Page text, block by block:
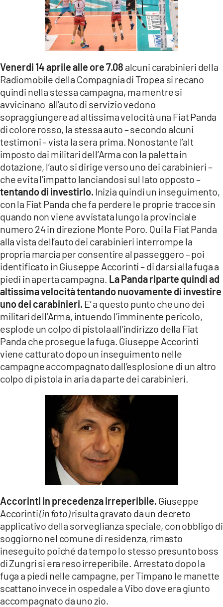
Venerdi 14 aprile alle ore 7.08 alcuni carabinieri della
Radiomobile della Compagnia di Tropea si recano
quindi nella stessa campagna, ma mentre si
avvicinano all’auto di servizio vedono
sopraggiungere ad altissima velocità una Fiat Panda
di colore rosso, la stessa auto – secondo alcuni
testimoni – vista la sera prima. Nonostante l’alt
imposto dai militari dell’Arma con la paletta in
dotazione, l’auto si dirige verso uno dei carabinieri –
che evita l’impatto lanciandosi sul lato opposto –
tentando di investirlo. Inizia quindi un inseguimento,
con la Fiat Panda che fa perdere le proprie tracce sin
quando non viene avvistata lungo la provinciale
numero 24 in direzione Monte Poro. Qui la Fiat Panda
alla vista dell’auto dei carabinieri interrompe la
propria marcia per consentire al passeggero – poi
identificato in Giuseppe Accorinti – di darsi alla fuga a
piedi in aperta campagna. La Panda riparte quindi ad
altissima velocità tentando nuovamente di investire
uno dei carabinieri. E’ a questo punto che uno dei
militari dell’Arma, intuendo l’imminente pericolo,
esplode un colpo di pistola all’indirizzo della Fiat
Panda che prosegue la fuga. Giuseppe Accorinti
viene catturato dopo un inseguimento nelle
campagne accompagnato dall’esplosione di un altro
colpo di pistola in aria da parte dei carabinieri.
Accorinti in precedenza irreperibile. Giuseppe
Accorinti(in foto)risulta gravato da un decreto
applicativo della sorveglianza speciale, con obbligo di
soggiorno nel comune di residenza, rimasto
ineseguito poiché da tempo lo stesso presunto boss
di Zungri si era reso irreperibile. Arrestato dopo la
fuga a piedi nelle campagne, per Timpano le manette
scattano invece in ospedale a Vibo dove era giunto
accompagnato da uno zio.